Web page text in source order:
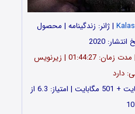
| ژانر: زندگینامه | محصول
2020
زبان: دوبله فارسی + انگلیسی | مدت زمان: 01:44:27 | زیرنویس
دارد
حجم: 1.9 گیگابایت + 997 مگابایت + 501 مگابایت | امتیاز: 6.3 از
10